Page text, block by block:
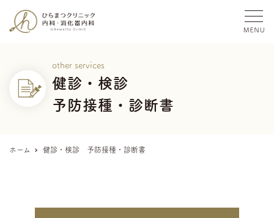
other services
健診・検診
予防接種・診断書
ホーム 健診・検診 予防接種・診断書